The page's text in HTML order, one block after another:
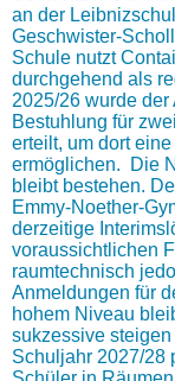
an der
Geschwister-
Schule nutzt
durchgehend als
2025/26 wurde
Bestuhlung für
erteilt, um dort
ermöglichen. Die
bleibt bestehen.
Emmy-Noether-
derzeitige
voraussichtlichen
raumtechnisch
Anmeldungen für
hohem Niveau
sukzessive
Schuljahr 2027/28